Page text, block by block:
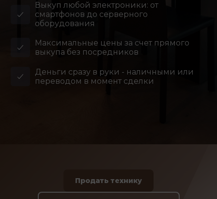
Выкуп любой электроники: от
смартфонов до серверного
оборудования
Максимальные цены за счет прямого
выкупа без посредников
Деньги сразу в руки - наличными или
переводом в момент сделки
Продать технику